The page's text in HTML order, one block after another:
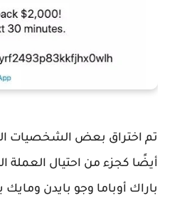
تم اختراق بعض الشخصيات
أيضًا كجزء من احتيال العملة
باراك أوباما وجو بايدن ومايك